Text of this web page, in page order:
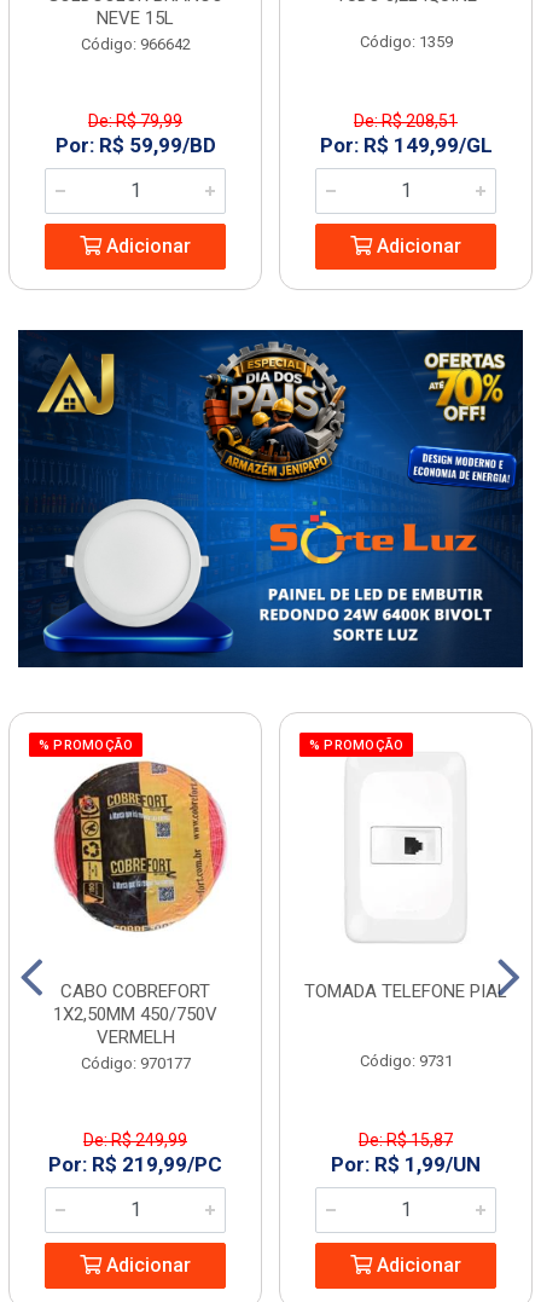
NEVE 15L
Código: 966642
De: R$ 79,99
Por: R$ 59,99/BD
Adicionar
Código: 1359
De: R$ 208,51
Por: R$ 149,99/GL
Adicionar
% PROMOÇÃO
CABO COBREFORT
1X2,50MM 450/750V
VERMELH
Código: 970177
De: R$ 249,99
Por: R$ 219,99/PC
Adicionar
% PROMOÇÃO
TOMADA TELEFONE PIAL
Código: 9731
De: R$ 15,87
Por: R$ 1,99/UN
Adicionar